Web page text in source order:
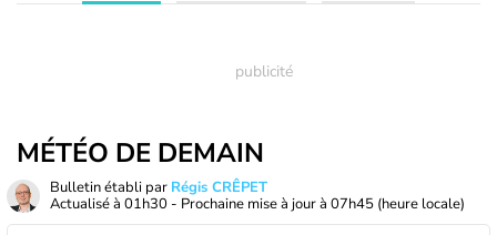
MÉTÉO DE DEMAIN
Bulletin établi par Régis CRÊPET
Actualisé à 01h30 - Prochaine mise à jour à 07h45 (heure locale)